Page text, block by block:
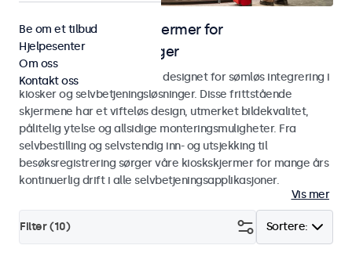
Skjermer og touchskjermer for
selvbetjeningsløsninger
Skjermer og touchskjermer designet for sømløs integrering i
kiosker og selvbetjeningsløsninger. Disse frittstående
skjermene har et vifteløs design, utmerket bildekvalitet,
pålitelig ytelse og allsidige monteringsmuligheter. Fra
selvbestilling og selvstendig inn- og utsjekking til
besøksregistrering sørger våre kioskskjermer for mange års
kontinuerlig drift i alle selvbetjeningsapplikasjoner.
Vis mer
Sortere:
Filter (10)
Be om et tilbud
Hjelpesenter
Om oss
Kontakt oss